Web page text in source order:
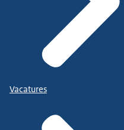
Vacatures